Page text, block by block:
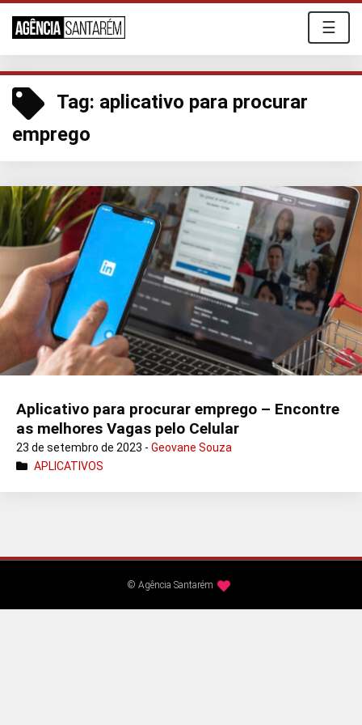
☰
Tag: aplicativo para procurar
emprego
Aplicativo para procurar emprego – Encontre
as melhores Vagas pelo Celular
23 de setembro de 2023 - Geovane Souza
APLICATIVOS
© Agência Santarém